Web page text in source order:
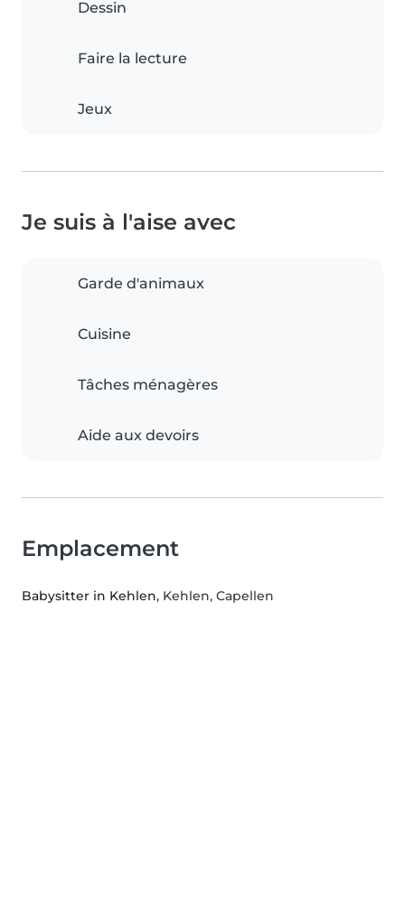
Dessin
Faire la lecture
Jeux
Je suis à l'aise avec
Garde d'animaux
Cuisine
Tâches ménagères
Aide aux devoirs
Emplacement
Babysitter in Kehlen, Kehlen, Capellen